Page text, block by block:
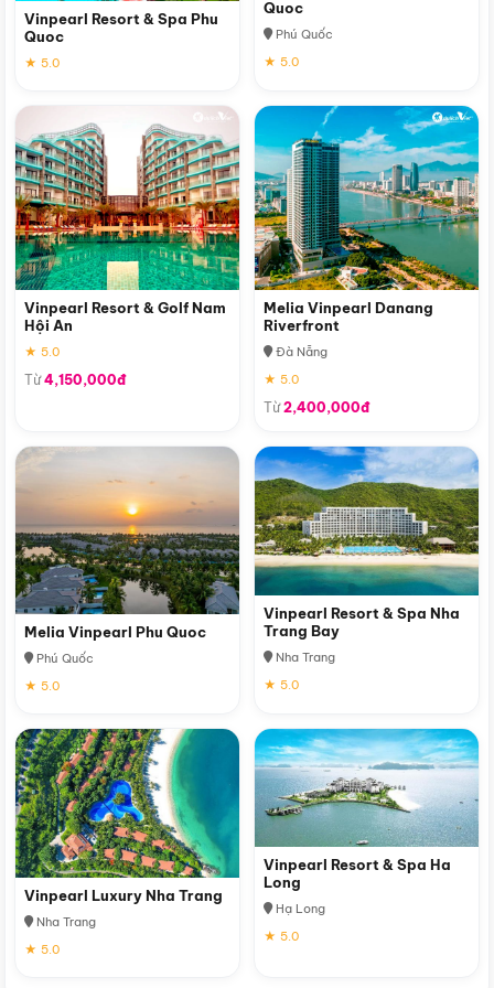
Vinpearl Resort & Spa Phu
Quoc
★ 5.0
Quoc
Phú Quốc
★ 5.0
Vinpearl Resort & Golf Nam
Hội An
★ 5.0
Từ4,150,000đ
Melia Vinpearl Danang
Riverfront
Đà Nẵng
★ 5.0
Từ2,400,000đ
Melia Vinpearl Phu Quoc
Phú Quốc
★ 5.0
Vinpearl Resort & Spa Nha
Trang Bay
Nha Trang
★ 5.0
Vinpearl Luxury Nha Trang
Nha Trang
★ 5.0
Vinpearl Resort & Spa Ha
Long
Hạ Long
★ 5.0